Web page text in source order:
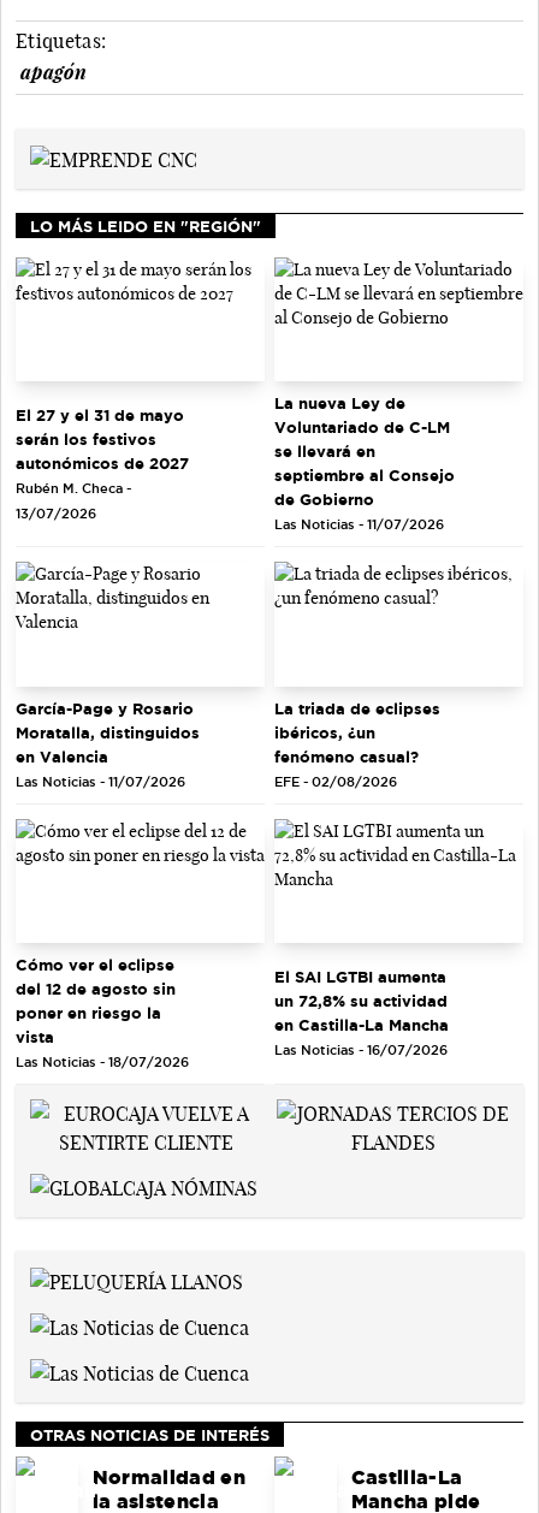
Etiquetas:
apagón
LO MÁS LEIDO EN "REGIÓN"
El 27 y el 31 de mayo
serán los festivos
autonómicos de 2027
Rubén M. Checa -
13/07/2026
La nueva Ley de
Voluntariado de C-LM
se llevará en
septiembre al Consejo
de Gobierno
Las Noticias - 11/07/2026
García-Page y Rosario
Moratalla, distinguidos
en Valencia
Las Noticias - 11/07/2026
La triada de eclipses
ibéricos, ¿un
fenómeno casual?
EFE - 02/08/2026
Cómo ver el eclipse
del 12 de agosto sin
poner en riesgo la
vista
Las Noticias - 18/07/2026
El SAI LGTBI aumenta
un 72,8% su actividad
en Castilla-La Mancha
Las Noticias - 16/07/2026
OTRAS NOTICIAS DE INTERÉS
Normalidad en
la asistencia
Castilla-La
Mancha pide